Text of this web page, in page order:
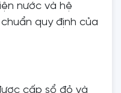
nước và hệ
quy định của
cấp sổ đỏ và